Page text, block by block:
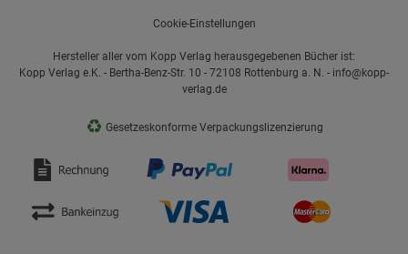
Cookie-Einstellungen
Hersteller aller vom Kopp Verlag herausgegebenen Bücher ist:
Kopp Verlag e.K. - Bertha-Benz-Str. 10 - 72108 Rottenburg a. N. - info@kopp-
verlag.de
♻ Gesetzeskonforme Verpackungslizenzierung